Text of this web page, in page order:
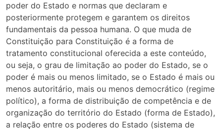
poder do Estado e normas que declaram e
posteriormente protegem e garantem os direitos
fundamentais da pessoa humana. O que muda de
Constituição para Constituição é a forma de
tratamento constitucional oferecida a este conteúdo,
ou seja, o grau de limitação ao poder do Estado, se o
poder é mais ou menos limitado, se o Estado é mais ou
menos autoritário, mais ou menos democrático (regime
político), a forma de distribuição de competência e de
organização do território do Estado (forma de Estado),
a relação entre os poderes do Estado (sistema de